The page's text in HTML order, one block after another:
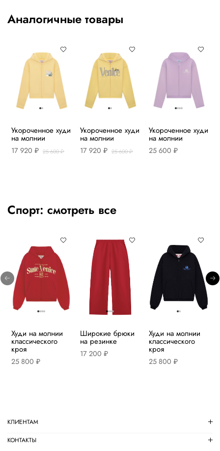
Аналогичные товары
Укороченное худи
на молнии
17 920 ₽ 25 600 ₽
Укороченное худи
на молнии
17 920 ₽ 25 600 ₽
Укороченное худи
на молнии
25 600 ₽
Спорт: смотреть все
Худи на молнии
классического
кроя
25 800 ₽
Широкие брюки
на резинке
17 200 ₽
Худи на молнии
классического
кроя
25 800 ₽
КЛИЕНТАМ
КОНТАКТЫ